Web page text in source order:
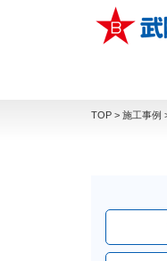
TOP > 施工事例